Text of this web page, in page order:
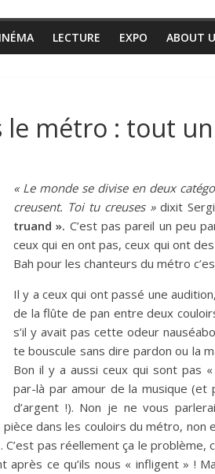
LECTURE EXPO ABOUT
le métro : tout
« Le monde se divise en deux
creusent. Toi tu creuses »dixit
truand ». C’est pas pareil un peu
ceux qui en ont pas, ceux qui ont
Bah pour les chanteurs du métro
Il y a ceux qui ont passé une
de la flûte de pan entre deux
s’il y avait pas cette odeur
te bouscule sans dire pardon ou la
Bon il y a aussi ceux qui sont pas
par-là par amour de la musique (et
d’argent !). Non je ne vous
pièce dans les couloirs du métro,
pas réellement ça le problème,
après ce qu’ils nous « infligent » !